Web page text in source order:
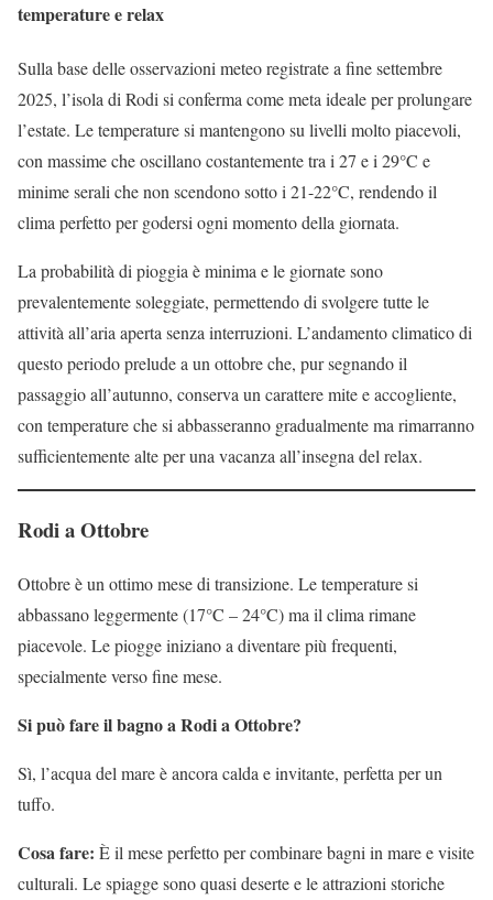
temperature e relax
Sulla base delle osservazioni meteo registrate a fine settembre
2025, l’isola di Rodi si conferma come meta ideale per prolungare
l’estate. Le temperature si mantengono su livelli molto piacevoli,
con massime che oscillano costantemente tra i 27 e i 29°C e
minime serali che non scendono sotto i 21-22°C, rendendo il
clima perfetto per godersi ogni momento della giornata.
La probabilità di pioggia è minima e le giornate sono
prevalentemente soleggiate, permettendo di svolgere tutte le
attività all’aria aperta senza interruzioni. L’andamento climatico di
questo periodo prelude a un ottobre che, pur segnando il
passaggio all’autunno, conserva un carattere mite e accogliente,
con temperature che si abbasseranno gradualmente ma rimarranno
sufficientemente alte per una vacanza all’insegna del relax.
Rodi a Ottobre
Ottobre è un ottimo mese di transizione. Le temperature si
abbassano leggermente (17°C – 24°C) ma il clima rimane
piacevole. Le piogge iniziano a diventare più frequenti,
specialmente verso fine mese.
Si può fare il bagno a Rodi a Ottobre?
Sì, l’acqua del mare è ancora calda e invitante, perfetta per un
tuffo.
Cosa fare: È il mese perfetto per combinare bagni in mare e visite
culturali. Le spiagge sono quasi deserte e le attrazioni storiche